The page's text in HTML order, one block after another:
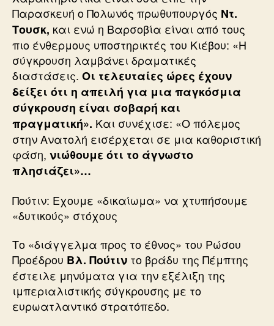
Παρασκευή ο Πολωνός πρωθυπουργός Ντ.
Τουσκ, και ενώ η Βαρσοβία είναι από τους
πιο ένθερμους υποστηρικτές του Κιέβου: «Η
σύγκρουση λαμβάνει δραματικές
διαστάσεις. Οι τελευταίες ώρες έχουν
δείξει ότι η απειλή για μια παγκόσμια
σύγκρουση είναι σοβαρή και
πραγματική». Και συνέχισε: «Ο πόλεμος
στην Ανατολή εισέρχεται σε μια καθοριστική
φάση, νιώθουμε ότι το άγνωστο
πλησιάζει»…
Πούτιν: Εχουμε «δικαίωμα» να χτυπήσουμε
«δυτικούς» στόχους
Το «διάγγελμα προς το έθνος» του Ρώσου
Προέδρου Βλ. Πούτιν το βράδυ της Πέμπτης
έστειλε μηνύματα για την εξέλιξη της
ιμπεριαλιστικής σύγκρουσης με το
ευρωατλαντικό στρατόπεδο.